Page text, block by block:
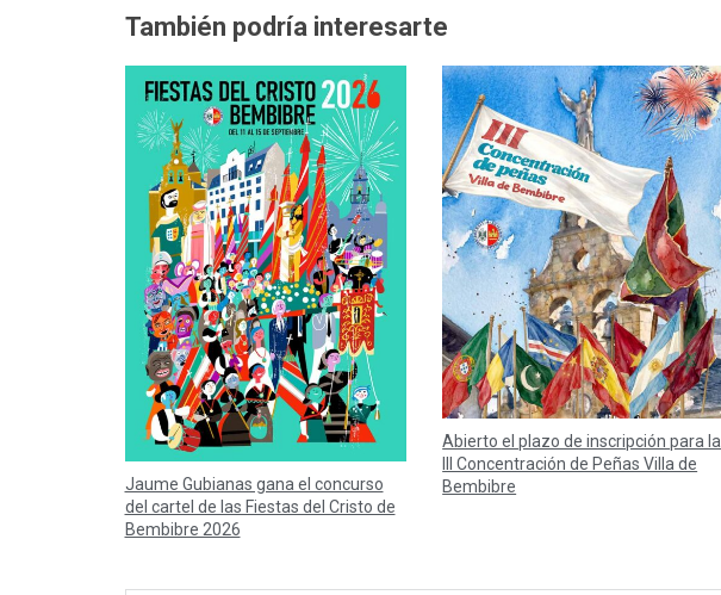
También podría interesarte
Jaume Gubianas gana el concurso
del cartel de las Fiestas del Cristo de
Bembibre 2026
Abierto el plazo de inscripción para la
III Concentración de Peñas Villa de
Bembibre